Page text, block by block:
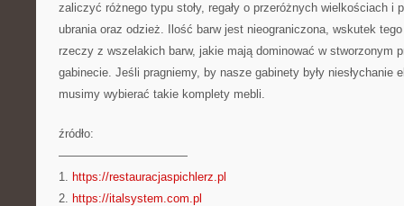
zaliczyć różnego typu stoły, regały o przeróżnych wielkościach i
ubrania oraz odzież. Ilość barw jest nieograniczona, wskutek
rzeczy z wszelakich barw, jakie mają dominować w stworzonym
gabinecie. Jeśli pragniemy, by nasze gabinety były niesłychanie
musimy wybierać takie komplety mebli.
źródło:
———————————
1. https://restauracjaspichlerz.pl
2. https://italsystem.com.pl